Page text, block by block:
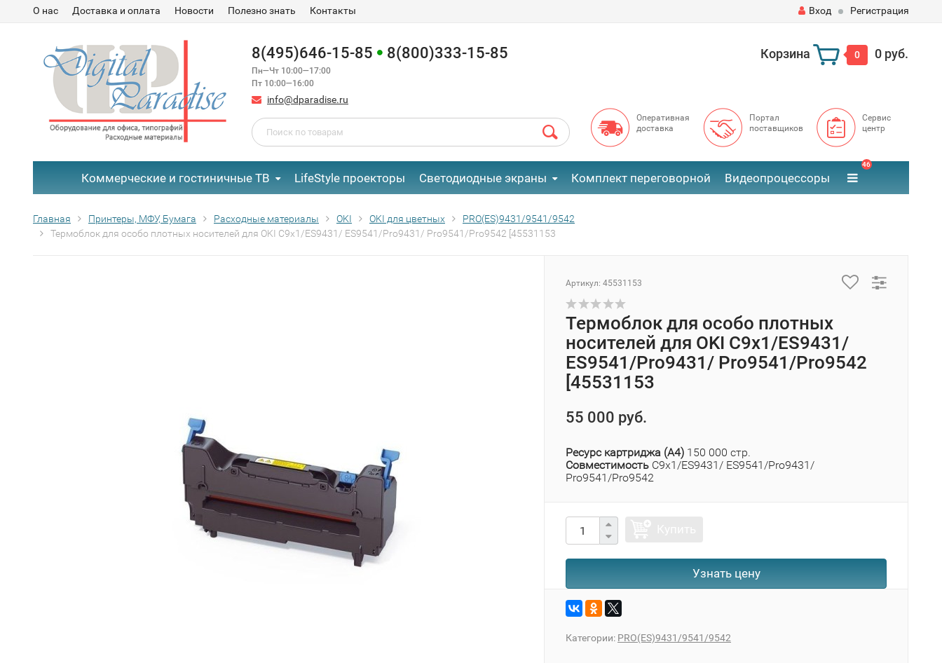
О нас Доставка и оплата Новости Полезно знать Контакты Вход Регистрация
8(495)646-15-85 8(800)333-15-85
Пн—Чт 10:00—17:00
Пт 10:00—16:00
info@dparadise.ru
Корзина 0 0 руб.
Оперативная
доставка
Портал
поставщиков
Сервис
центр
Коммерческие и гостиничные ТВ LifeStyle проекторы Светодиодные экраны Комплект переговорной Видеопроцессоры
46
Главная Принтеры, МФУ, Бумага Расходные материалы OKI OKI для цветных
PRO(ES)9431/9541/9542
Термоблок для особо плотных носителей для OKI C9x1/ES9431/ ES9541/Pro9431/ Pro9541/Pro9542 [45531153
Артикул: 45531153
Термоблок для особо плотных
носителей для OKI C9x1/ES9431/
ES9541/Pro9431/ Pro9541/Pro9542
[45531153
55 000 руб.
Ресурс картриджа (А4) 150 000 стр.
Совместимость C9x1/ES9431/ ES9541/Pro9431/
Pro9541/Pro9542
Узнать цену
Категории: PRO(ES)9431/9541/9542